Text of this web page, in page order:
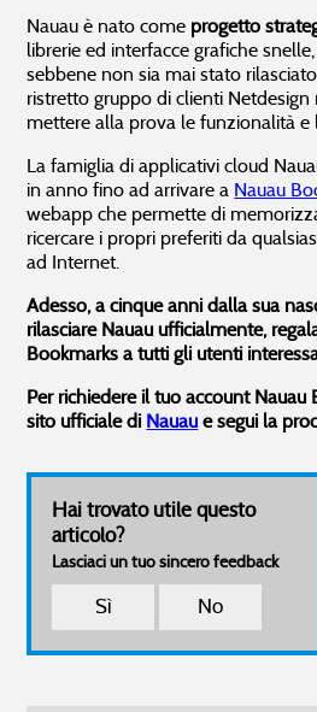
Nauau è nato come progetto
librerie ed interfacce grafiche
sebbene non sia mai stato
ristretto gruppo di clienti
mettere alla prova le funzionalità e
La famiglia di applicativi cloud
in anno fino ad arrivare a Nauau
webapp che permette di
ricercare i propri preferiti da
ad Internet.
Adesso, a cinque anni dalla sua
rilasciare Nauau ufficialmente,
Bookmarks a tutti gli utenti
Per richiedere il tuo account Nauau
sito ufficiale di Nauau e segui la
Hai trovato utile questo
articolo?
Lasciaci un tuo sincero feedback
Sì No